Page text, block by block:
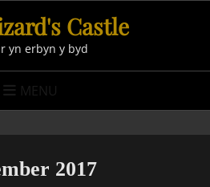
Castle
yn erbyn y byd
MENU
2017